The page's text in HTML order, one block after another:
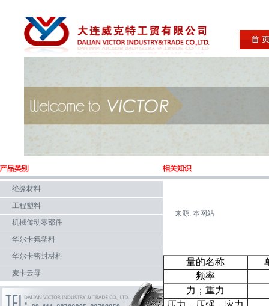
绝缘材料
工程塑料
机械传动零部件
华尔卡氟塑料
华尔卡密封材料
麦卡云母
来源: 本网站
量的名称
频率
力；重力